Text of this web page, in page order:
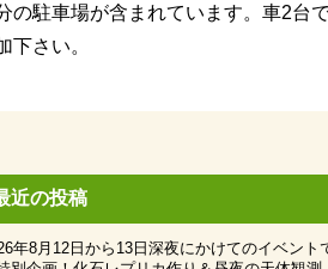
駐車場が含まれています。車2台
下さい。
近の投稿
年8月12日から13日深夜にかけてのイベント